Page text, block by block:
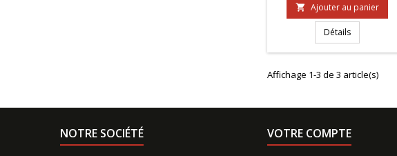
base
 Ajouter au panier
Détails
Affichage 1-3 de 3 article(s)
NOTRE SOCIÉTÉ VOTRE COMPTE